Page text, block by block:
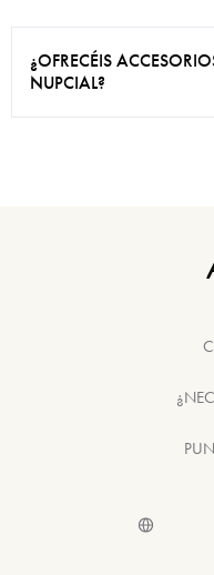
¿OFRECÉIS
NUPCIAL?